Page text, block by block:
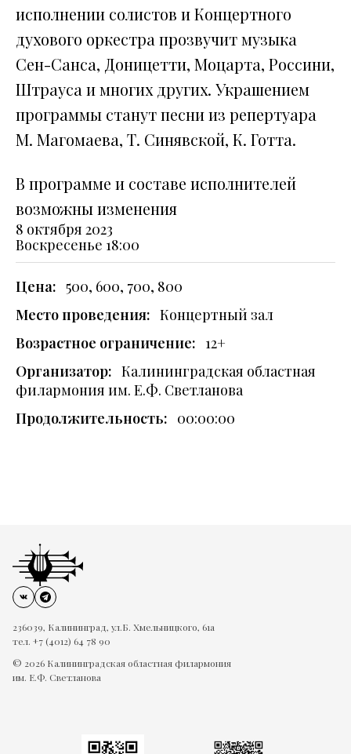
исполнении солистов и Концертного
духового оркестра прозвучит музыка
Сен-Санса, Доницетти, Моцарта, Россини,
Штрауса и многих других. Украшением
программы станут песни из репертуара
М. Магомаева, Т. Синявской, К. Готта.
В программе и составе исполнителей
возможны изменения
8 октября 2023
Воскресенье 18:00
Цена: 500, 600, 700, 800
Место проведения: Концертный зал
Возрастное ограничение: 12+
Организатор: Калининградская областная
филармония им. Е.Ф. Светланова
Продолжительность: 00:00:00
236039, Калининград, ул.Б. Хмельницкого, 61а
тел. +7 (4012) 64 78 90
© 2026 Калининградская областная филармония
им. Е.Ф. Светланова